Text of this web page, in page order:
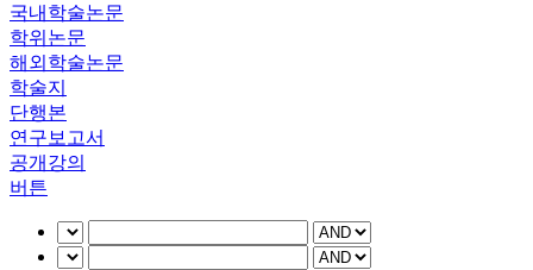
국내학술논문
학위논문
해외학술논문
학술지
단행본
연구보고서
공개강의
버튼